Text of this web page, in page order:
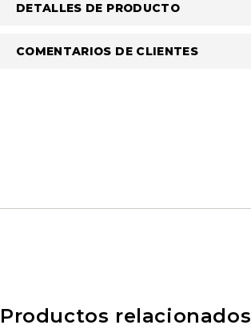
DETALLES DE PRODUCTO
COMENTARIOS DE CLIENTES
Productos relacionados